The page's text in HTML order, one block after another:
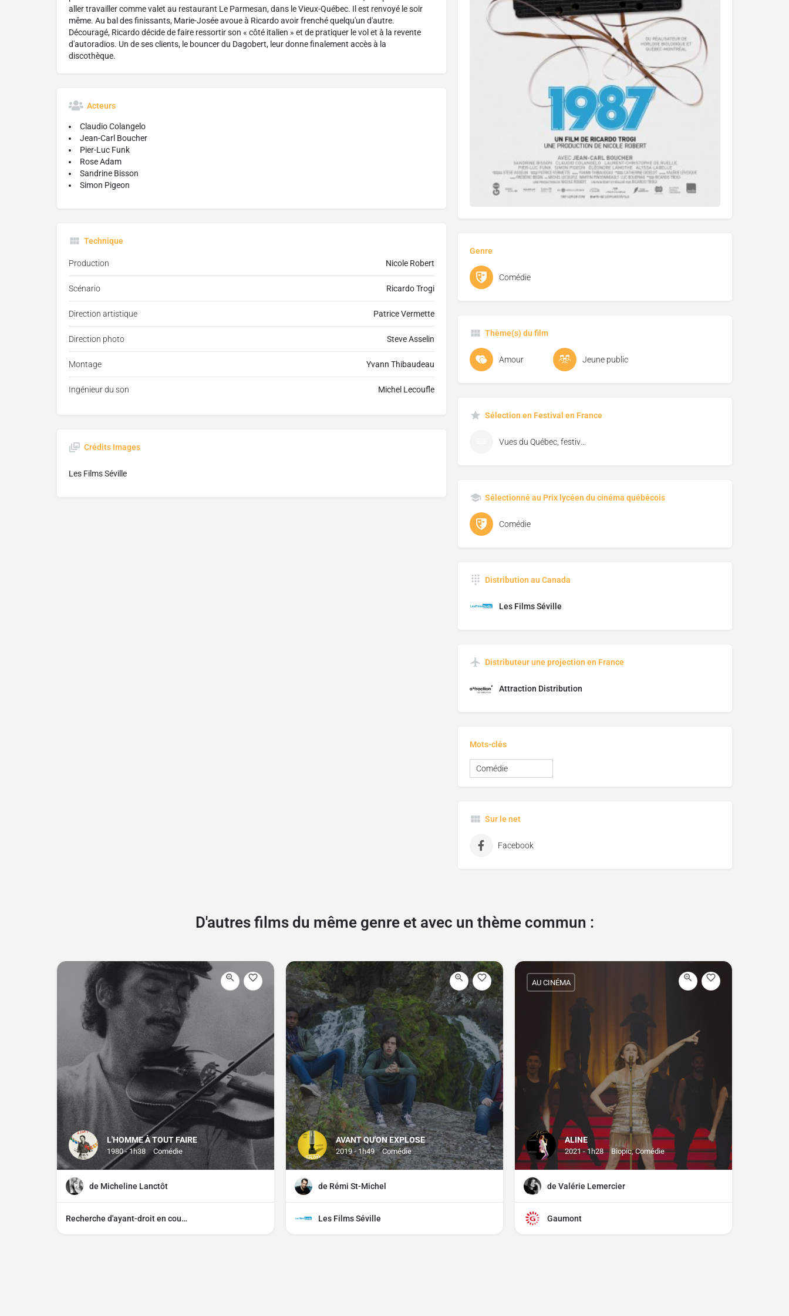
aller travailler comme valet au restaurant Le Parmesan, dans le Vieux-Québec. Il est renvoyé le soir
même. Au bal des finissants, Marie-Josée avoue à Ricardo avoir frenché quelqu'un d'autre.
Découragé, Ricardo décide de faire ressortir son « côté italien » et de pratiquer le vol et à la revente
d'autoradios. Un de ses clients, le bouncer du Dagobert, leur donne finalement accès à la
discothèque.
Acteurs
Claudio Colangelo
Jean-Carl Boucher
Pier-Luc Funk
Rose Adam
Sandrine Bisson
Simon Pigeon
Technique
Production Nicole Robert
Scénario Ricardo Trogi
Direction artistique Patrice Vermette
Direction photo Steve Asselin
Montage Yvann Thibaudeau
Ingénieur du son Michel Lecoufle
Crédits Images
Les Films Séville
Genre
Comédie
Thème(s) du film
Amour Jeune public
Sélection en Festival en France
Vues du Québec, festival de cinéma de Florac
Sélectionné au Prix lycéen du cinéma québécois
Comédie
Distribution au Canada
Les Films Séville
Distributeur une projection en France
Attraction Distribution
Mots-clés
Comédie
Sur le net
Facebook
D'autres films du même genre et avec un thème commun :
L'HOMME À TOUT FAIRE
1980 - 1h38 Comédie
de Micheline Lanctôt
Recherche d'ayant-droit en cours
AVANT QU'ON EXPLOSE
2019 - 1h49 Comédie
de Rémi St-Michel
Les Films Séville
ALINE
2021 - 1h28 Biopic, Comédie
AU CINÉMA
de Valérie Lemercier
Gaumont